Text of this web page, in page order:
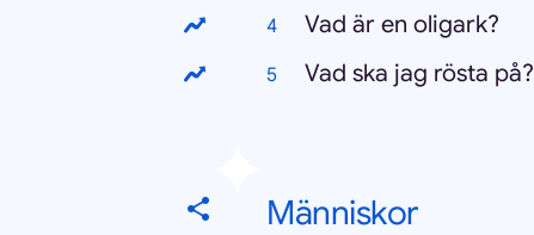
Vad är en oligark?
Vad ska jag rösta på?
Människor